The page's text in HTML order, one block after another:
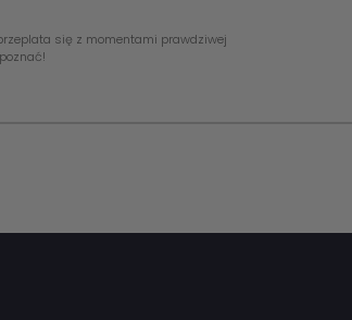
się z momentami prawdziwej